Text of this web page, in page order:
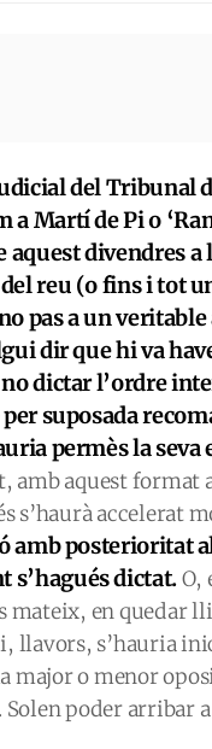
del Tribunal
a Martí de Pi o
aquest divendres
reu (o fins i tot
pas a un
dir que hi va
dictar l’ordre
suposada
permès la seva
amb aquest format
s’haurà accelerat
amb posterioritat
s’hagués dictat.O,
mateix, en quedar
llavors, s’hauria
major o menor
poder arribar a